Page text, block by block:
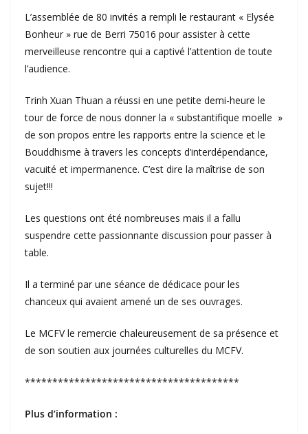
L’assemblée de 80 invités a rempli le restaurant « Elysée
Bonheur » rue de Berri 75016 pour assister à cette
merveilleuse rencontre qui a captivé l’attention de toute
l’audience.
Trinh Xuan Thuan a réussi en une petite demi-heure le
tour de force de nous donner la « substantifique moelle »
de son propos entre les rapports entre la science et le
Bouddhisme à travers les concepts d’interdépendance,
vacuité et impermanence. C’est dire la maîtrise de son
sujet!!!
Les questions ont été nombreuses mais il a fallu
suspendre cette passionnante discussion pour passer à
table.
Il a terminé par une séance de dédicace pour les
chanceux qui avaient amené un de ses ouvrages.
Le MCFV le remercie chaleureusement de sa présence et
de son soutien aux journées culturelles du MCFV.
***************************************
Plus d’information :